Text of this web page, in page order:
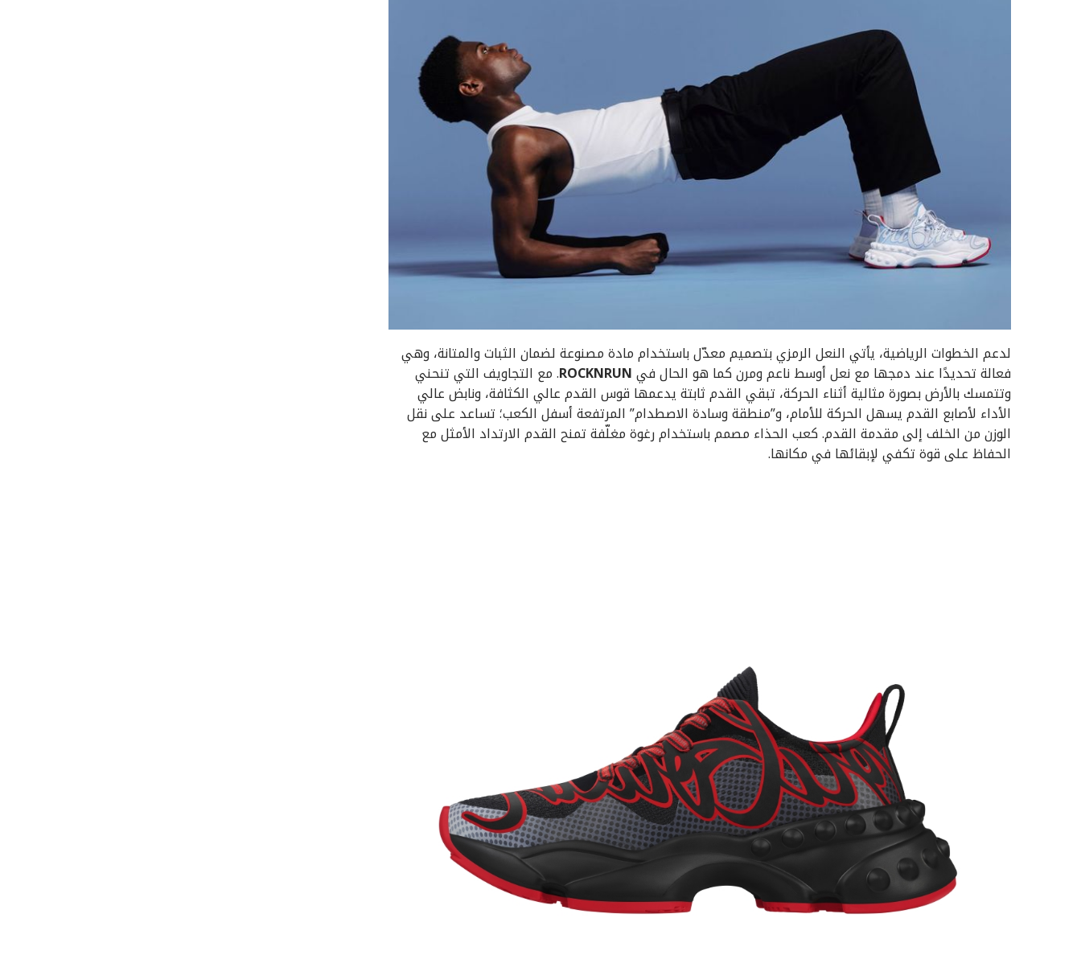
لدعم الخطوات الرياضية، يأتي النعل الرمزي بتصميم معدّل باستخدام مادة مصنوعة لضمان الثبات والمتانة، وهي
فعالة تحديدًا عند دمجها مع نعل أوسط ناعم ومرن كما هو الحال فيROCKNRUN. مع التجاويف التي تنحني
وتتمسك بالأرض بصورة مثالية أثناء الحركة، تبقي القدم ثابتة يدعمها قوس القدم عالي الكثافة، ونابض عالي
الأداء لأصابع القدم يسهل الحركة للأمام، و”منطقة وسادة الاصطدام” المرتفعة أسفل الكعب؛ تساعد على نقل
الوزن من الخلف إلى مقدمة القدم. كعب الحذاء مصمم باستخدام رغوة مغلّفة تمنح القدم الارتداد الأمثل مع
الحفاظ على قوة تكفي لإبقائها في مكانها.